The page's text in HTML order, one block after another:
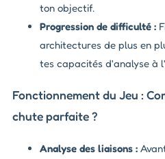
ton objectif.
Progression de difficulté :
architectures de plus en
tes capacités d'analyse à
Fonctionnement du Jeu :
chute parfaite ?
Analyse des liaisons :